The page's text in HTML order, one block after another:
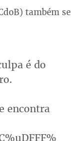
também se
é do
encontra